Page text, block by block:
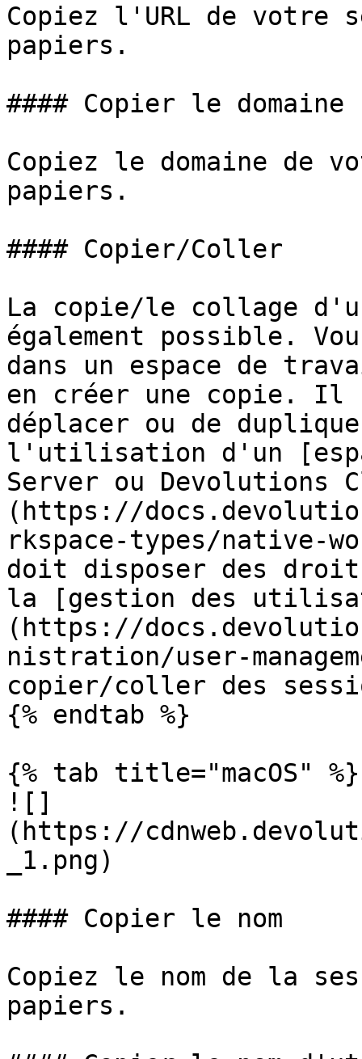
Copiez l'URL de votre
papiers.
#### Copier le domaine
Copiez le domaine de
papiers.
#### Copier/Coller
La copie/le collage
également possible.
dans un espace de
en créer une copie. Il
déplacer ou de
l'utilisation d'un
Server ou Devolutions
(https://
rkspace-types/native-
doit disposer des
la [gestion des
(https://
nistration/user-
copier/coller des
{% endtab %}
{% tab title="macOS" %}
![]
(https://
_1.png)
#### Copier le nom
Copiez le nom de la
papiers.